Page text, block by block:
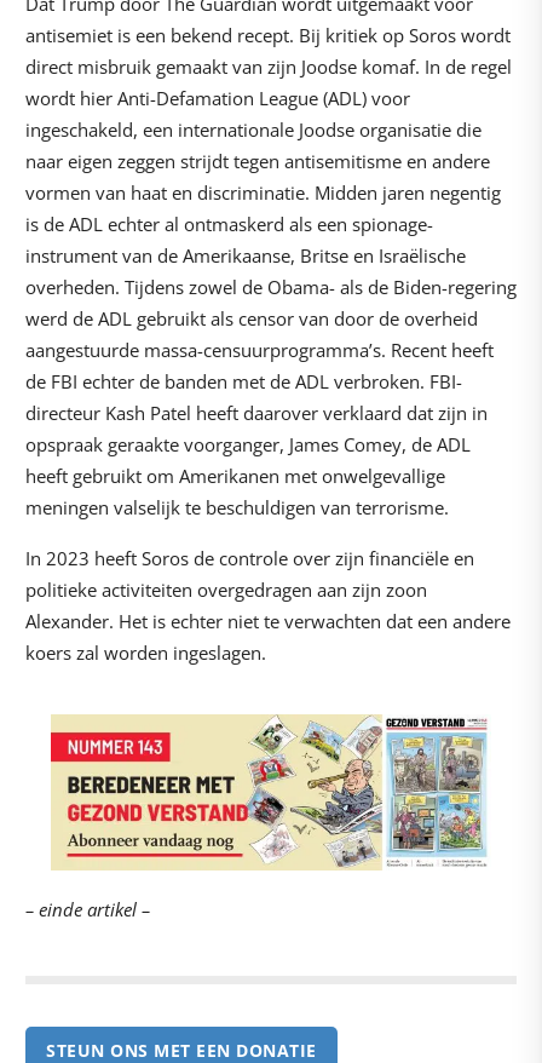
antisemiet is een bekend recept. Bij kritiek op Soros wordt
direct misbruik gemaakt van zijn Joodse komaf. In de regel
wordt hier Anti-Defamation League (ADL) voor
ingeschakeld, een internationale Joodse organisatie die
naar eigen zeggen strijdt tegen antisemitisme en andere
vormen van haat en discriminatie. Midden jaren negentig
is de ADL echter al ontmaskerd als een spionage-
instrument van de Amerikaanse, Britse en Israëlische
overheden. Tijdens zowel de Obama- als de Biden-regering
werd de ADL gebruikt als censor van door de overheid
aangestuurde massa-censuurprogramma’s. Recent heeft
de FBI echter de banden met de ADL verbroken. FBI-
directeur Kash Patel heeft daarover verklaard dat zijn in
opspraak geraakte voorganger, James Comey, de ADL
heeft gebruikt om Amerikanen met onwelgevallige
meningen valselijk te beschuldigen van terrorisme.
In 2023 heeft Soros de controle over zijn financiële en
politieke activiteiten overgedragen aan zijn zoon
Alexander. Het is echter niet te verwachten dat een andere
koers zal worden ingeslagen.
– einde artikel –
STEUN ONS MET EEN DONATIE